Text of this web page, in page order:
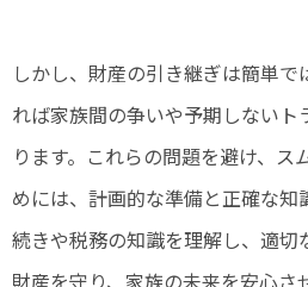
しかし、財産の引き継ぎは簡単
れば家族間の争いや予期しないト
ります。これらの問題を避け、ス
めには、計画的な準備と正確な知
続きや税務の知識を理解し、適切
財産を守り、家族の未来を安心さ